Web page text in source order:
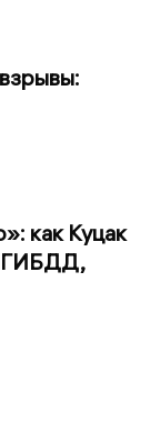
как Куцак
ГИБДД,